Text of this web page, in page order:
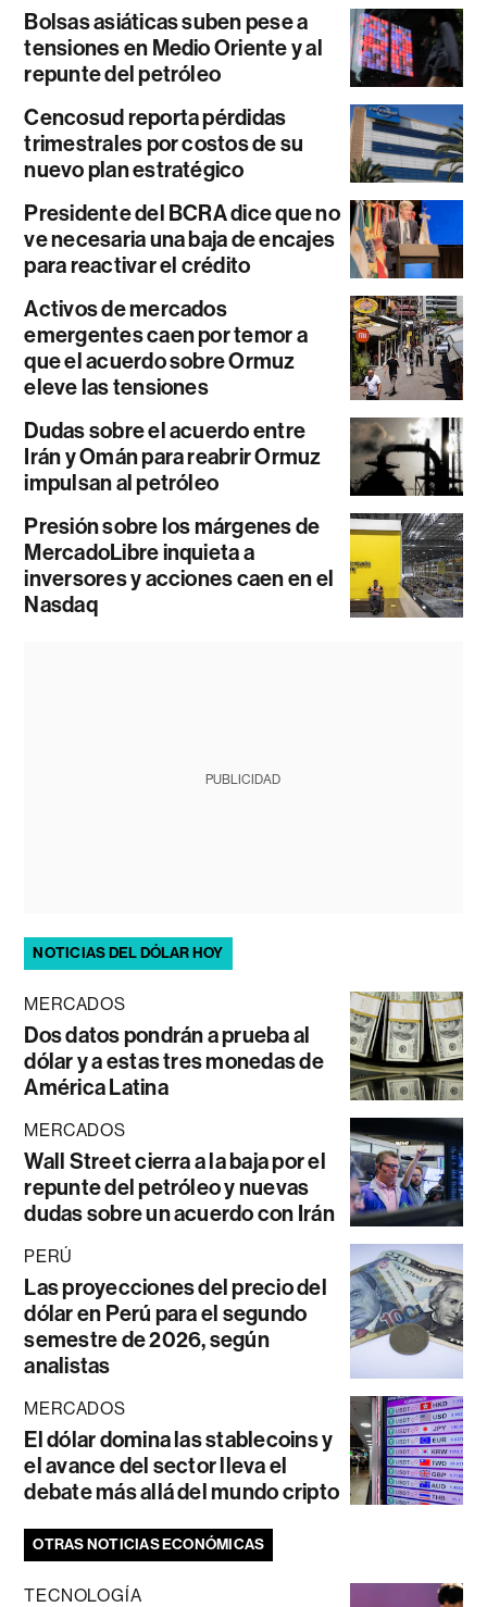
Bolsas asiáticas suben pese a
tensiones en Medio Oriente y al
repunte del petróleo
Cencosud reporta pérdidas
trimestrales por costos de su
nuevo plan estratégico
Presidente del BCRA dice que no
ve necesaria una baja de encajes
para reactivar el crédito
Activos de mercados
emergentes caen por temor a
que el acuerdo sobre Ormuz
eleve las tensiones
Dudas sobre el acuerdo entre
Irán y Omán para reabrir Ormuz
impulsan al petróleo
Presión sobre los márgenes de
MercadoLibre inquieta a
inversores y acciones caen en el
Nasdaq
PUBLICIDAD
NOTICIAS DEL DÓLAR HOY
MERCADOS
Dos datos pondrán a prueba al
dólar y a estas tres monedas de
América Latina
MERCADOS
Wall Street cierra a la baja por el
repunte del petróleo y nuevas
dudas sobre un acuerdo con Irán
PERÚ
Las proyecciones del precio del
dólar en Perú para el segundo
semestre de 2026, según
analistas
MERCADOS
El dólar domina las stablecoins y
el avance del sector lleva el
debate más allá del mundo cripto
OTRAS NOTICIAS ECONÓMICAS
TECNOLOGÍA